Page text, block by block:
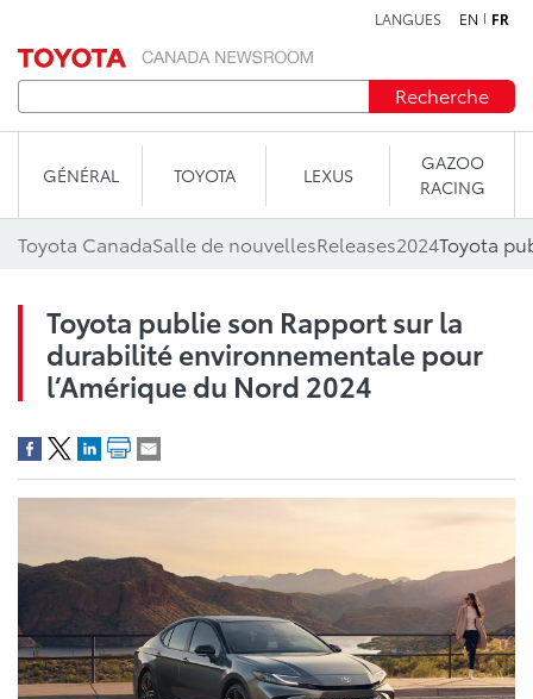
LANGUES EN FR
Recherche
GÉNÉRAL TOYOTA LEXUS
GAZOO
RACING
Toyota CanadaSalle de nouvellesReleases2024
Toyota publie son Rapport sur la
durabilité environnementale pour
l’Amérique du Nord 2024